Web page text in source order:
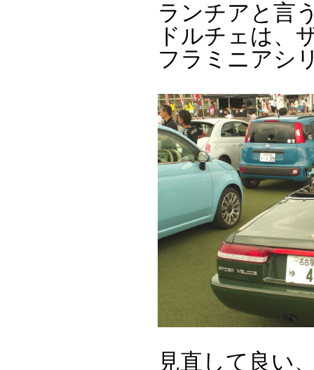
ランチアと言
ドルチェは、
フラミニアシ
見直して良い